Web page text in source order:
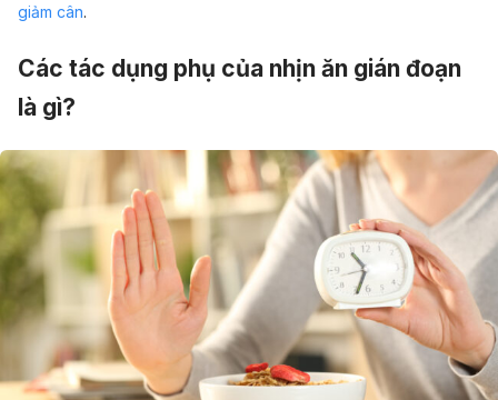
giảm cân.
Các tác dụng phụ của nhịn ăn gián đoạn
là gì?